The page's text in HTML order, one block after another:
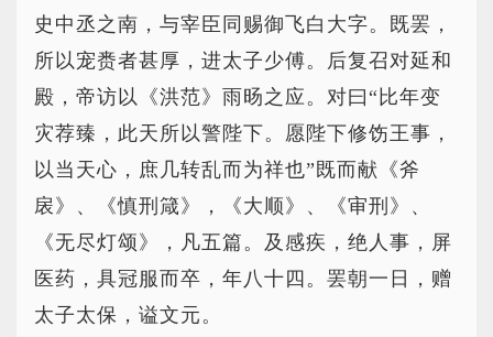
史中丞之南，与宰臣同赐御飞白大字。既罢，
所以宠赉者甚厚，进太子少傅。后复召对延和
殿，帝访以《洪范》雨旸之应。对曰“比年变
灾荐臻，此天所以警陛下。愿陛下修饬王事，
以当天心，庶几转乱而为祥也”既而献《斧
扆》、《慎刑箴》，《大顺》、《审刑》、
《无尽灯颂》，凡五篇。及感疾，绝人事，屏
医药，具冠服而卒，年八十四。罢朝一日，赠
太子太保，谥文元。